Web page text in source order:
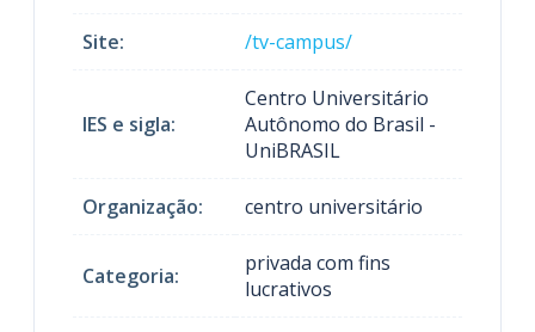
Site: /tv-campus/
IES e sigla:
Centro Universitário
Autônomo do Brasil -
UniBRASIL
Organização: centro universitário
Categoria:
privada com fins
lucrativos